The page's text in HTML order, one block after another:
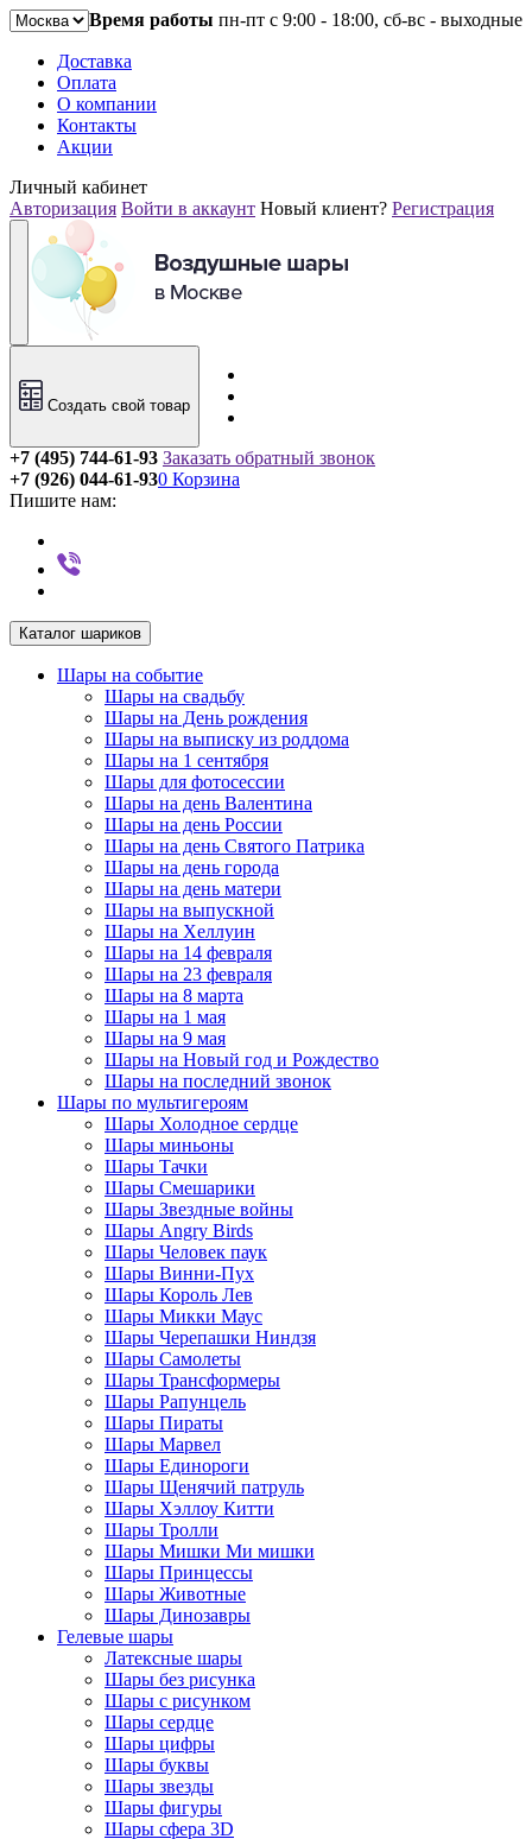
Время работы пн-пт с 9:00 - 18:00, сб-вс - выходные
Доставка
Оплата
О компании
Контакты
Акции
Личный кабинет
Авторизация Войти в аккаунт Новый клиент? Регистрация
Создать свой товар
+7 (495) 744-61-93 Заказать обратный звонок
+7 (926) 044-61-93
Пишите нам:
0 Корзина
Каталог шариков
Шары на событие
Шары на свадьбу
Шары на День рождения
Шары на выписку из роддома
Шары на 1 сентября
Шары для фотосессии
Шары на день Валентина
Шары на день России
Шары на день Святого Патрика
Шары на день города
Шары на день матери
Шары на выпускной
Шары на Хеллуин
Шары на 14 февраля
Шары на 23 февраля
Шары на 8 марта
Шары на 1 мая
Шары на 9 мая
Шары на Новый год и Рождество
Шары на последний звонок
Шары по мультигероям
Шары Холодное сердце
Шары миньоны
Шары Тачки
Шары Смешарики
Шары Звездные войны
Шары Angry Birds
Шары Человек паук
Шары Винни-Пух
Шары Король Лев
Шары Микки Маус
Шары Черепашки Ниндзя
Шары Самолеты
Шары Трансформеры
Шары Рапунцель
Шары Пираты
Шары Марвел
Шары Единороги
Шары Щенячий патруль
Шары Хэллоу Китти
Шары Тролли
Шары Мишки Ми мишки
Шары Принцессы
Шары Животные
Шары Динозавры
Гелевые шары
Латексные шары
Шары без рисунка
Шары с рисунком
Шары сердце
Шары цифры
Шары буквы
Шары звезды
Шары фигуры
Шары сфера 3D